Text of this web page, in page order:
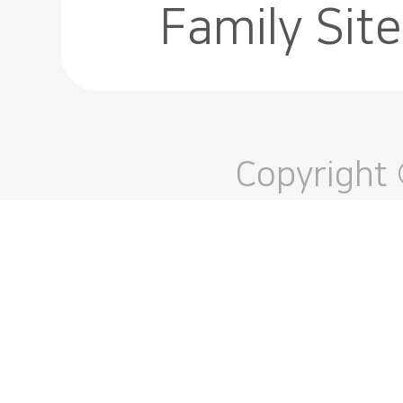
Family Site
Copyright